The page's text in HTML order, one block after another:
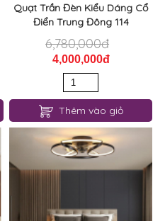
Quạt Trần Đèn Kiểu Dáng Cổ
Điển Trung Đông 114
6,780,000đ
4,000,000đ
Thêm vào giỏ